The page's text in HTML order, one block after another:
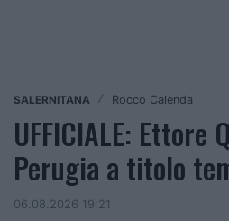
SALERNITANA / Rocco Calenda
UFFICIALE: Ettore
Perugia a titolo
06.08.2026 19:21